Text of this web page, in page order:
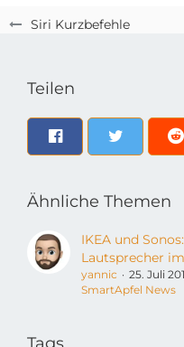
Siri Kurzbefehle
Teilen
Ähnliche Themen
IKEA und
Lautsprecher
yannic
25. Juli
SmartApfel News